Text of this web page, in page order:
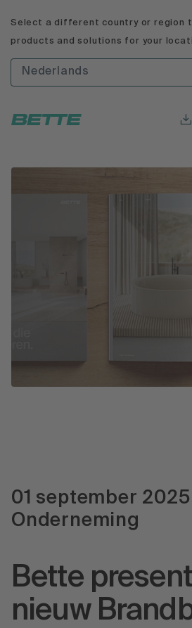
Select a different country or region
products and solutions for your
Nederlands
01 september 2025
Onderneming
Bette
nieuw